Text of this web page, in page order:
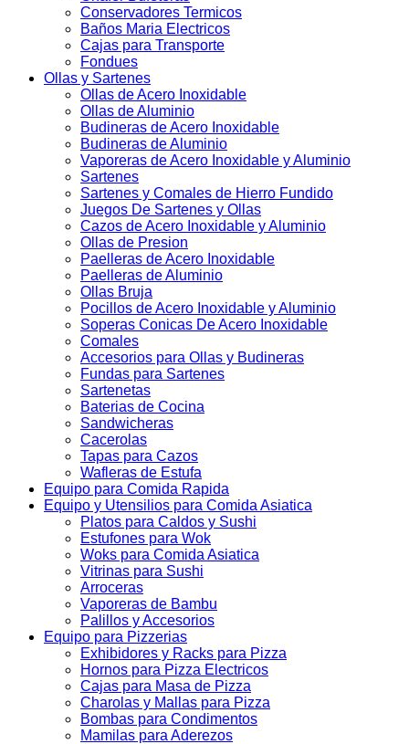
Conservadores Termicos
Baños Maria Electricos
Cajas para Transporte
Fondues
Ollas y Sartenes
Ollas de Acero Inoxidable
Ollas de Aluminio
Budineras de Acero Inoxidable
Budineras de Aluminio
Vaporeras de Acero Inoxidable y Aluminio
Sartenes
Sartenes y Comales de Hierro Fundido
Juegos De Sartenes y Ollas
Cazos de Acero Inoxidable y Aluminio
Ollas de Presion
Paelleras de Acero Inoxidable
Paelleras de Aluminio
Ollas Bruja
Pocillos de Acero Inoxidable y Aluminio
Soperas Conicas De Acero Inoxidable
Comales
Accesorios para Ollas y Budineras
Fundas para Sartenes
Sartenetas
Baterias de Cocina
Sandwicheras
Cacerolas
Tapas para Cazos
Wafleras de Estufa
Equipo para Comida Rapida
Equipo y Utensilios para Comida Asiatica
Platos para Caldos y Sushi
Estufones para Wok
Woks para Comida Asiatica
Vitrinas para Sushi
Arroceras
Vaporeras de Bambu
Palillos y Accesorios
Equipo para Pizzerias
Exhibidores y Racks para Pizza
Hornos para Pizza Electricos
Cajas para Masa de Pizza
Charolas y Mallas para Pizza
Bombas para Condimentos
Mamilas para Aderezos